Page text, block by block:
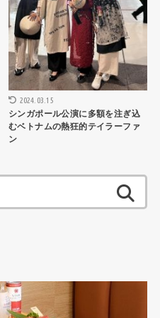
2024.03.15
シンガポール公演に多額を注ぎ込
むベトナムの熱狂的テイラーファ
ン
索: